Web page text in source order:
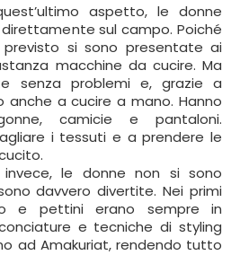
aspetto, le donne
sul campo. Poiché
si sono presentate ai
macchine da cucire. Ma
senza problemi e, grazie a
a cucire a mano. Hanno
camicie e pantaloni.
i tessuti e a prendere le
le donne non si sono
davvero divertite. Nei primi
e pettini erano sempre in
e tecniche di styling
ad Amakuriat, rendendo tutto